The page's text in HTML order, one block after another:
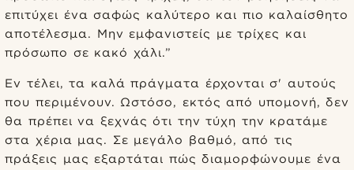
επιτύχει ένα σαφώς καλύτερο και πιο καλαίσθητο
αποτέλεσμα. Μην εμφανιστείς με τρίχες και
πρόσωπο σε κακό χάλι.”
Εν τέλει, τα καλά πράγματα έρχονται σ' αυτούς
που περιμένουν. Ωστόσο, εκτός από υπομονή, δεν
θα πρέπει να ξεχνάς ότι την τύχη την κρατάμε
στα χέρια μας. Σε μεγάλο βαθμό, από τις
πράξεις μας εξαρτάται πώς διαμορφώνουμε ένα